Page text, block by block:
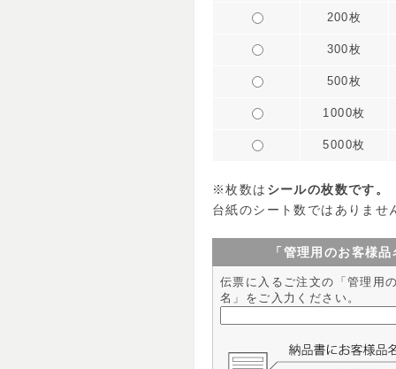
200枚
300枚
500枚
1000枚
5000枚
※枚数は シールの枚数です。
台紙のシート数ではありませ
「管理用のお客様
伝票に入るご注文の「管理用
名」をご入力ください。